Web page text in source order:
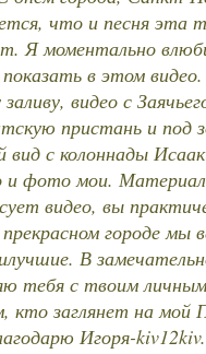
что и песня эта
Я моментально
в этом
видео с
пристань и под
с колоннады
и фото мои.
видео, вы
городе мы
В
тебя с твоим
кто заглянет на
Игоря-kiv12kiv.